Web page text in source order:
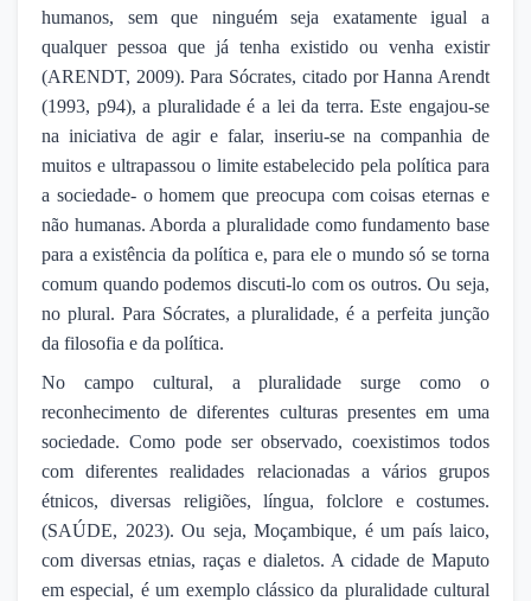
humanos, sem que ninguém seja exatamente igual a
qualquer pessoa que já tenha existido ou venha existir
(ARENDT, 2009). Para Sócrates, citado por Hanna Arendt
(1993, p94), a pluralidade é a lei da terra. Este engajou-se
na iniciativa de agir e falar, inseriu-se na companhia de
muitos e ultrapassou o limite estabelecido pela política para
a sociedade- o homem que preocupa com coisas eternas e
não humanas. Aborda a pluralidade como fundamento base
para a existência da política e, para ele o mundo só se torna
comum quando podemos discuti-lo com os outros. Ou seja,
no plural. Para Sócrates, a pluralidade, é a perfeita junção
da filosofia e da política.
No campo cultural, a pluralidade surge como o
reconhecimento de diferentes culturas presentes em uma
sociedade. Como pode ser observado, coexistimos todos
com diferentes realidades relacionadas a vários grupos
étnicos, diversas religiões, língua, folclore e costumes.
(SAÚDE, 2023). Ou seja, Moçambique, é um país laico,
com diversas etnias, raças e dialetos. A cidade de Maputo
em especial, é um exemplo clássico da pluralidade cultural